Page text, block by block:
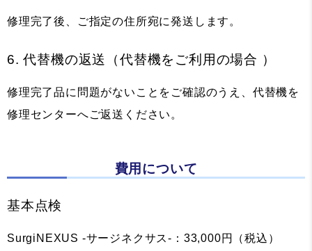
修理完了後、ご指定の住所宛に発送します。
6. 代替機の返送（代替機をご利用の場合 ）
修理完了品に問題がないことをご確認のうえ、代替機を
修理センターへご返送ください。
費用について
基本点検
SurgiNEXUS -サージネクサス-：33,000円（税込）